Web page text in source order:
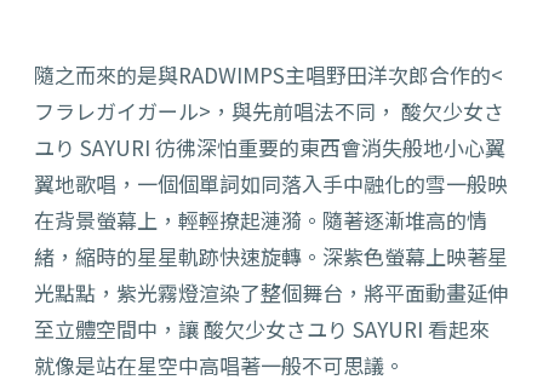
隨之而來的是與RADWIMPS主唱野田洋次郎合作的<
フラレガイガール>，與先前唱法不同， 酸欠少女さ
ユり SAYURI 彷彿深怕重要的東西會消失般地小心翼
翼地歌唱， 一個個單詞如同落入手中融化的雪一般映
在背景螢幕上， 輕輕撩起漣漪。隨著逐漸堆高的情
緒，縮時的星星軌跡快速旋轉。 深紫色螢幕上映著星
光點點，紫光霧燈渲染了整個舞台， 將平面動畫延伸
至立體空間中，讓 酸欠少女さユり SAYURI 看起來
就像是站在星空中高唱著一般不可思議。